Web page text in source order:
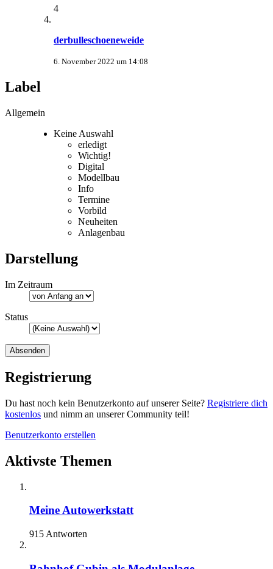
4
derbulleschoeneweide
6. November 2022 um 14:08
Label
Allgemein
Keine Auswahl
erledigt
Wichtig!
Digital
Modellbau
Info
Termine
Vorbild
Neuheiten
Anlagenbau
Darstellung
Im Zeitraum
Status
Registrierung
Du hast noch kein Benutzerkonto auf unserer Seite? Registriere dich
kostenlos und nimm an unserer Community teil!
Benutzerkonto erstellen
Aktivste Themen
Meine Autowerkstatt
915 Antworten